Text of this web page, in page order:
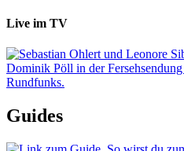
Live im TV
Guides